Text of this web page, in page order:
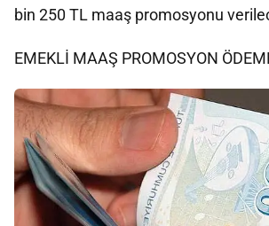
bin 250 TL maaş promosyonu
EMEKLİ MAAŞ PROMOSYON